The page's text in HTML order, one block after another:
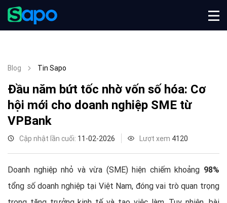
Blog Tin Sapo
Đầu năm bứt tốc nhờ vốn số hóa: Cơ
hội mới cho doanh nghiệp SME từ
VPBank
Cập nhật lần cuối: 11-02-2026 Lượt xem 4120
Doanh nghiệp nhỏ và vừa (SME) hiện chiếm khoảng 98%
tổng số doanh nghiệp tại Việt Nam, đóng vai trò quan trọng